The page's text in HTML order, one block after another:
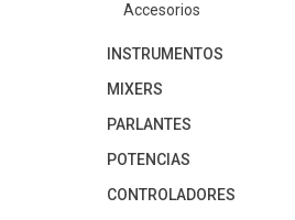
Accesorios
INSTRUMENTOS
MIXERS
PARLANTES
POTENCIAS
CONTROLADORES